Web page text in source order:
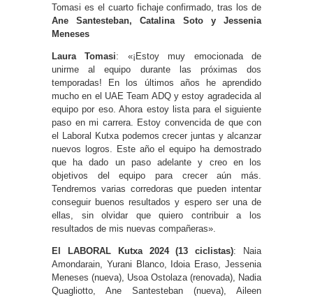
Tomasi es el cuarto fichaje confirmado, tras los de
Ane Santesteban, Catalina Soto y Jessenia
Meneses
Laura Tomasi: «¡Estoy muy emocionada de
unirme al equipo durante las próximas dos
temporadas! En los últimos años he aprendido
mucho en el UAE Team ADQ y estoy agradecida al
equipo por eso. Ahora estoy lista para el siguiente
paso en mi carrera. Estoy convencida de que con
el Laboral Kutxa podemos crecer juntas y alcanzar
nuevos logros. Este año el equipo ha demostrado
que ha dado un paso adelante y creo en los
objetivos del equipo para crecer aún más.
Tendremos varias corredoras que pueden intentar
conseguir buenos resultados y espero ser una de
ellas, sin olvidar que quiero contribuir a los
resultados de mis nuevas compañeras».
El LABORAL Kutxa 2024 (13 ciclistas): Naia
Amondarain, Yurani Blanco, Idoia Eraso, Jessenia
Meneses (nueva), Usoa Ostolaza (renovada), Nadia
Quagliotto, Ane Santesteban (nueva), Aileen